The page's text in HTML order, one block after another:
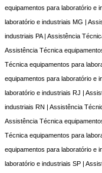
equipamentos para laboratório e
laboratório e industriais MG |
industriais PA | Assistência
Assistência Técnica
Técnica equipamentos para
equipamentos para laboratório e
laboratório e industriais RJ |
industriais RN | Assistência
Assistência Técnica
Técnica equipamentos para
equipamentos para laboratório e
laboratório e industriais SP |